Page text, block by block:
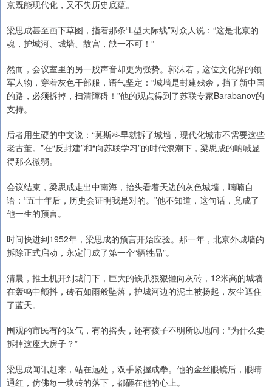
京既能现代化，又不失历史底蕴。
梁思成甚至画下草图，指着那条“L型天际线”对众人说：“这是北京的
魂，护城河、城墙、故宫，缺一不可！”
然而，会议室里的另一股声音却更为强势。郭沫若，这位文化界的领
军人物，穿着灰色干部服，语气坚定：“城墙是封建残余，挡了新中国
的路，必须拆掉，扫清障碍！”他的观点得到了苏联专家Barabanov的
支持。
后者用生硬的中文说：“莫斯科早就拆了城墙，现代化城市不需要这些
老古董。”在“反封建”和“向苏联学习”的时代浪潮下，梁思成的呐喊显
得那么微弱。
会议结束，梁思成走出中南海，抬头看着天边的灰色城墙，喃喃自
语：“五十年后，历史会证明我是对的。”他不知道，这句话，竟成了
他一生的预言。
时间快进到1952年，梁思成的预言开始应验。那一年，北京外城墙的
拆除正式启动，永定门成了第一个“牺牲品”。
清晨，推土机开到城门下，巨大的铁爪狠狠砸向灰砖，12米高的城墙
在轰鸣中颤抖，砖石如雨般坠落，护城河边的泥土被扬起，灰尘遮住
了蓝天。
围观的市民有的叹气，有的摇头，还有孩子不明所以地问：“为什么要
拆掉这座大房子？”
梁思成闻讯赶来，站在远处，双手紧握成拳。他的金丝眼镜后，眼睛
通红，仿佛每一块砖的落下，都砸在他的心上。